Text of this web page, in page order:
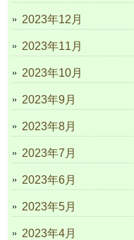
2023年12月
2023年11月
2023年10月
2023年9月
2023年8月
2023年7月
2023年6月
2023年5月
2023年4月